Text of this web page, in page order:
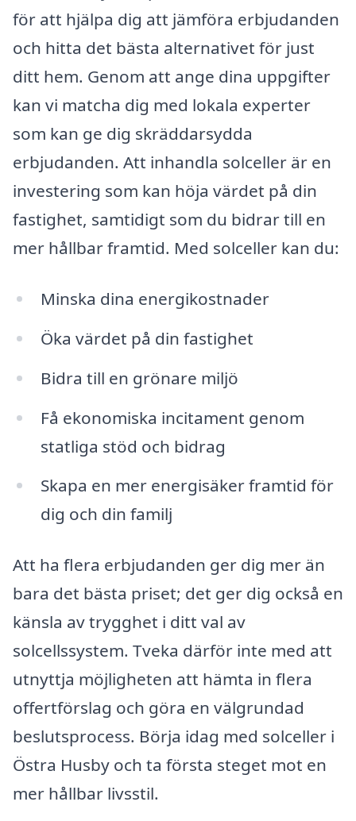
för att hjälpa dig att jämföra erbjudanden
och hitta det bästa alternativet för just
ditt hem. Genom att ange dina uppgifter
kan vi matcha dig med lokala experter
som kan ge dig skräddarsydda
erbjudanden. Att inhandla solceller är en
investering som kan höja värdet på din
fastighet, samtidigt som du bidrar till en
mer hållbar framtid. Med solceller kan du:
Minska dina energikostnader
Öka värdet på din fastighet
Bidra till en grönare miljö
Få ekonomiska incitament genom
statliga stöd och bidrag
Skapa en mer energisäker framtid för
dig och din familj
Att ha flera erbjudanden ger dig mer än
bara det bästa priset; det ger dig också en
känsla av trygghet i ditt val av
solcellssystem. Tveka därför inte med att
utnyttja möjligheten att hämta in flera
offertförslag och göra en välgrundad
beslutsprocess. Börja idag med solceller i
Östra Husby och ta första steget mot en
mer hållbar livsstil.